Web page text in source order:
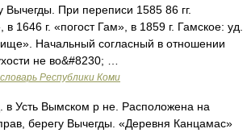
Вычегды. При переписи 1585 86 гг.
1646 г. «погост Гам», в 1859 г. Гамское: уд.
Начальный согласный в отношении
не во&#8230; …
Республики Коми
Усть Вымском р не. Расположена на
берегу Вычегды. «Деревня Канцамас»